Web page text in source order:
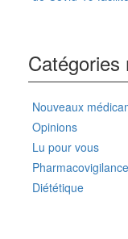
Catégories
Nouveaux
Opinions
Lu pour vous
Pharmacovigilance
Diététique